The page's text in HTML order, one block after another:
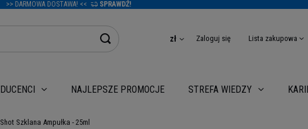
>> DARMOWA DOSTAWA! << SPRAWDŹ!
zł Zaloguj się Lista zakupowa
NAJLEPSZE PROMOCJE STREFA WIEDZY
Szklana Ampułka - 25ml